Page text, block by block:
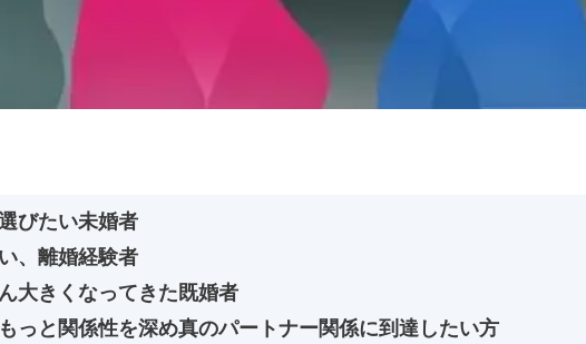
びたい未婚者
、離婚経験者
大きくなってきた既婚者
っと関係性を深め真のパートナー関係に到達したい方